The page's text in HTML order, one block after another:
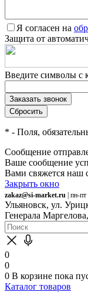
Я согласен на
Защита от
Введите символы с
* - Поля,
Сообщение
Ваше сообщение
Вами свяжется наш
Закрыть окно
zakaz@si-market.ru | пн-
Ульяновск, ул.
Генерала
0
0
0 В корзине пока
Каталог товаров